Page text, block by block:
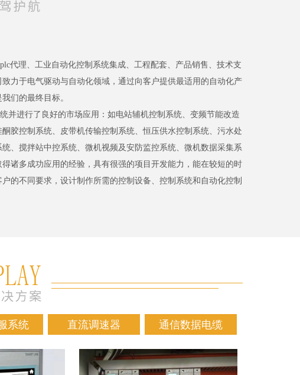
代理、工业自动化控制系统集成、工程配套、产品销售、技术支
力于电气驱动与自动化领域，通过向客户提供最适用的自动化产
们的最终目标。
并进行了良好的市场应用：如电站辅机控制系统、变频节能改造
胶控制系统、皮带机传输控制系统、恒压供水控制系统、污水处
、搅拌站中控系统、微机视频及安防监控系统、微机数据采集系
诸多成功应用的经验，具有很强的项目开发能力，能在较短的时
的不同要求，设计制作所需的控制设备、控制系统和自动化控制
系统 直流调速器 通信数据电缆